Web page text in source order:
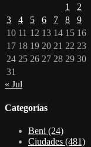
1
2
3
4 5 6 7 8
9
10 11 12 13 14 15 16
17 18 19 20 21 22 23
24 25 26 27 28 29 30
31
« Jul
Categorías
Beni (24)
Ciudades (481)